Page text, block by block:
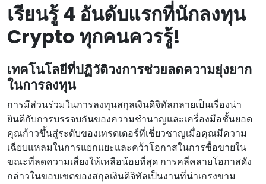
เรียนรู้ 4 อันดับแรกที่นักลงทุน
Crypto ทุกคนควรรู้!
เทคโนโลยีที่ปฏิวัติวงการช่วยลดความยุ่งยาก
ในการลงทุน
การมีส่วนร่วมในการลงทุนสกุลเงินดิจิทัลกลายเป็นเรื่องน่า
ยินดีกับการบรรจบกันของความชํานาญและเครื่องมือชั้นยอด
คุณก้าวขึ้นสู่ระดับของเทรดเดอร์ที่เชี่ยวชาญเมื่อคุณมีความ
เฉียบแหลมในการแยกแยะและคว้าโอกาสในการซื้อขายใน
ขณะที่ลดความเสี่ยงให้เหลือน้อยที่สุด การคลี่คลายโอกาสดัง
กล่าวในขอบเขตของสกุลเงินดิจิทัลเป็นงานที่น่าเกรงขาม